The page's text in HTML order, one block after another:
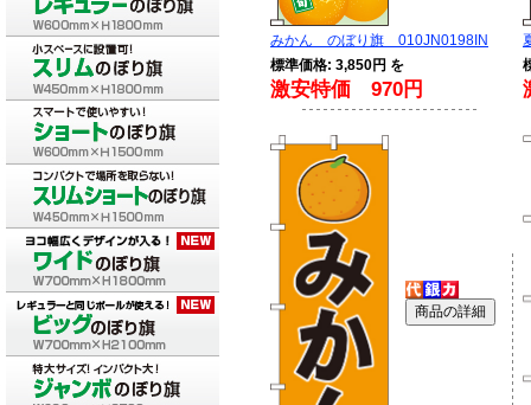
みかん のぼり旗 010JN0198IN
標準価格: 3,850円 を
激安特価 970円